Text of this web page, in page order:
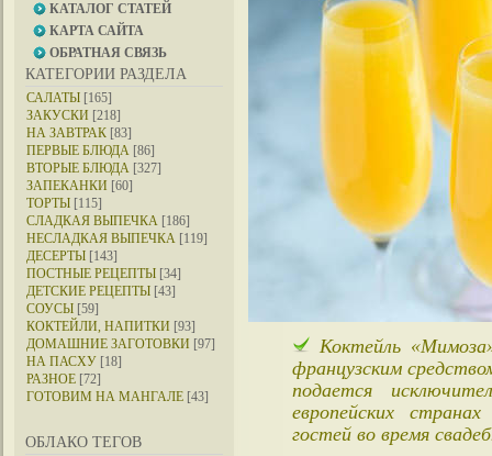
КАТАЛОГ СТАТЕЙ
КАРТА САЙТА
ОБРАТНАЯ СВЯЗЬ
КАТЕГОРИИ РАЗДЕЛА
САЛАТЫ [165]
ЗАКУСКИ [218]
НА ЗАВТРАК [83]
ПЕРВЫЕ БЛЮДА [86]
ВТОРЫЕ БЛЮДА [327]
ЗАПЕКАНКИ [60]
ТОРТЫ [115]
СЛАДКАЯ ВЫПЕЧКА [186]
НЕСЛАДКАЯ ВЫПЕЧКА [119]
ДЕСЕРТЫ [143]
ПОСТНЫЕ РЕЦЕПТЫ [34]
ДЕТСКИЕ РЕЦЕПТЫ [43]
СОУСЫ [59]
КОКТЕЙЛИ, НАПИТКИ [93]
ДОМАШНИЕ ЗАГОТОВКИ [97]
НА ПАСХУ [18]
РАЗНОЕ [72]
ГОТОВИМ НА МАНГАЛЕ [43]
ОБЛАКО ТЕГОВ
Коктейль
французским
подается
европейских
гостей во время